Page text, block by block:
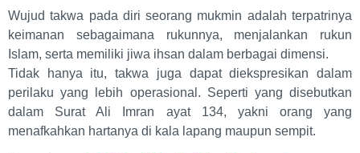
Wujud takwa pada diri seorang mukmin adalah terpatrinya
keimanan sebagaimana rukunnya, menjalankan rukun
Islam, serta memiliki jiwa ihsan dalam berbagai dimensi.
Tidak hanya itu, takwa juga dapat diekspresikan dalam
perilaku yang lebih operasional. Seperti yang disebutkan
dalam Surat Ali Imran ayat 134, yakni orang yang
menafkahkan hartanya di kala lapang maupun sempit.